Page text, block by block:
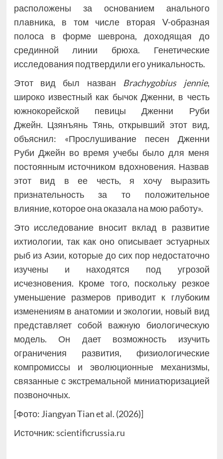
расположены за основанием анального
плавника, в том числе вторая V-образная
полоса в форме шеврона, доходящая до
срединной линии брюха. Генетические
исследования подтвердили его уникальность.
Этот вид был назван Brachygobius jennie,
широко известный как бычок Дженни, в честь
южнокорейской певицы Дженни Руби
Джейн. Цзянъянь Тянь, открывший этот вид,
объяснил: «Прослушивание песен Дженни
Руби Джейн во время учебы было для меня
постоянным источником вдохновения. Назвав
этот вид в ее честь, я хочу выразить
признательность за то положительное
влияние, которое она оказала на мою работу».
Это исследование вносит вклад в развитие
ихтиологии, так как оно описывает эстуарных
рыб из Азии, которые до сих пор недостаточно
изучены и находятся под угрозой
исчезновения. Кроме того, поскольку резкое
уменьшение размеров приводит к глубоким
изменениям в анатомии и экологии, новый вид
представляет собой важную биологическую
модель. Он дает возможность изучить
ограничения развития, физиологические
компромиссы и эволюционные механизмы,
связанные с экстремальной миниатюризацией
позвоночных.
[Фото: Jiangyan Tian et al. (2026)]
Источник:scientificrussia.ru